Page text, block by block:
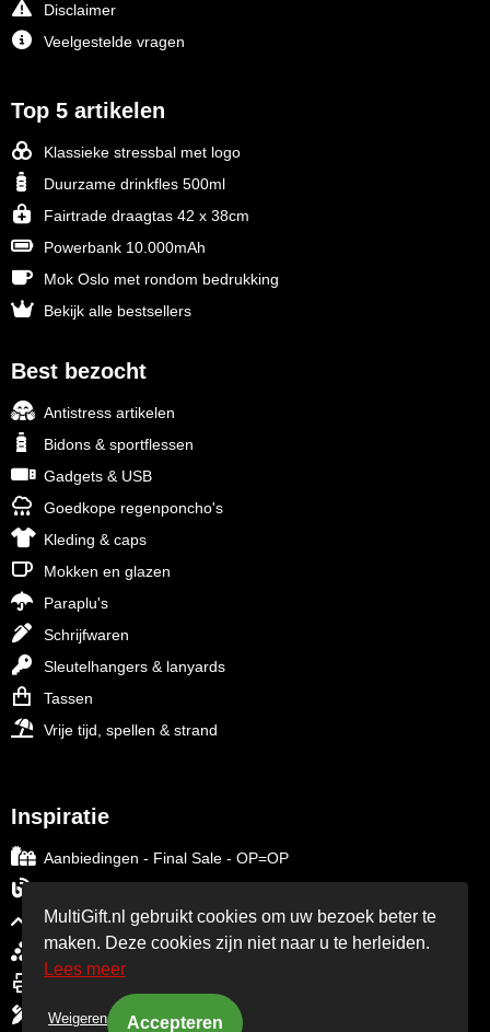
Disclaimer
Veelgestelde vragen
Top 5 artikelen
Klassieke stressbal met logo
Duurzame drinkfles 500ml
Fairtrade draagtas 42 x 38cm
Powerbank 10.000mAh
Mok Oslo met rondom bedrukking
Bekijk alle bestsellers
Best bezocht
Antistress artikelen
Bidons & sportflessen
Gadgets & USB
Goedkope regenponcho's
Kleding & caps
Mokken en glazen
Paraplu's
Schrijfwaren
Sleutelhangers & lanyards
Tassen
Vrije tijd, spellen & strand
Inspiratie
Aanbiedingen - Final Sale - OP=OP
Trends in relatiegeschenken
Relatiegeschenken per thema
Custom made relatiegeschenken
MultiGift.nl gebruikt cookies om uw bezoek beter te
maken. Deze cookies zijn niet naar u te herleiden.
Lees meer
Weigeren